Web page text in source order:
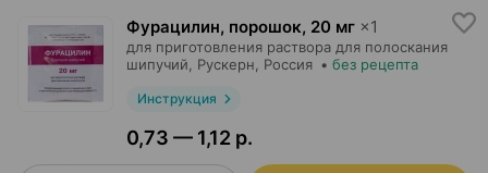
Фурацилин, порошок, 20 мг ×1
для приготовления раствора для полоскания
шипучий,
Рускерн , Россия • без рецепта
Инструкция
0,73 — 1,12 р.